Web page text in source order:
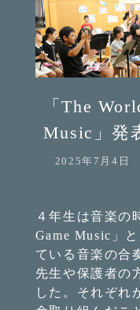
「The
Music」発
2025年7月4日
４年生は音楽の
Game Music」
ている音楽の合
先生や保護者の
した。それぞれ